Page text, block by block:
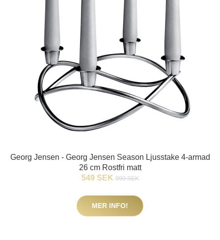
Georg Jensen - Georg Jensen Season Ljusstake 4-armad
26 cm Rostfri matt
549 SEK 999 SEK
MER INFO!